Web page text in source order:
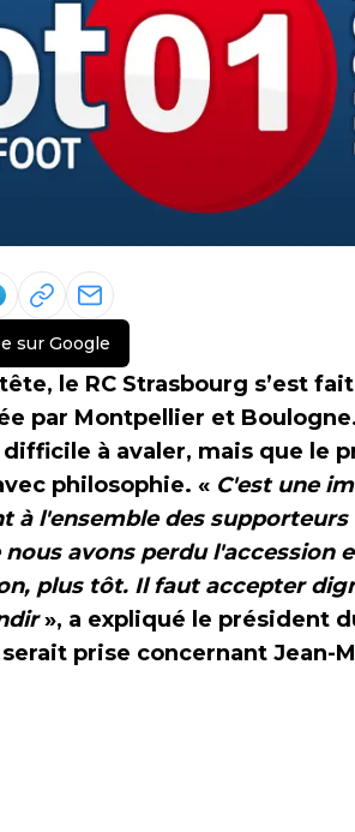
sur Google
le RC Strasbourg s’est
par Montpellier et
à avaler, mais que le
philosophie. « C'est une
à l'ensemble des
avons perdu l'accession
plus tôt. Il faut accepter
», a expliqué le président
prise concernant Jean-